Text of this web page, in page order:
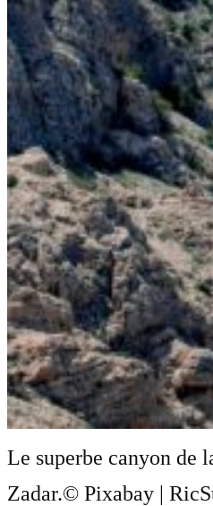
Le superbe canyon de
Zadar.© Pixabay |